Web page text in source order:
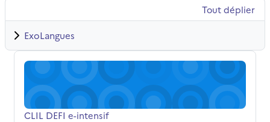
Tout déplier
ExoLangues
CLIL DEFI e-intensif
Nom du cours
CLIL DEFI e-intensif